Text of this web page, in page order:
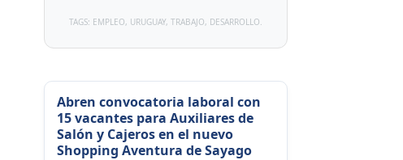
TAGS: EMPLEO, URUGUAY, TRABAJO, DESARROLLO.
Abren convocatoria laboral con
15 vacantes para Auxiliares de
Salón y Cajeros en el nuevo
Shopping Aventura de Sayago